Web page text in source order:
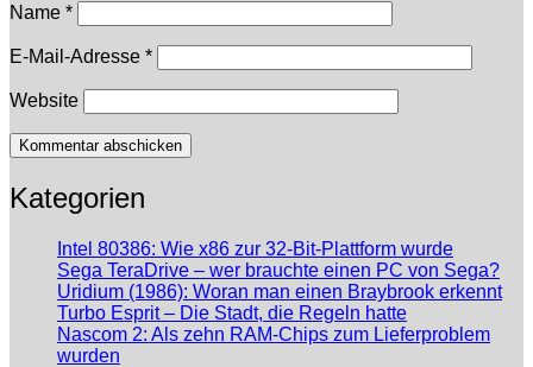
Name *
E-Mail-Adresse *
Website
Kategorien
Intel 80386: Wie x86 zur 32-Bit-Plattform wurde
Sega TeraDrive – wer brauchte einen PC von Sega?
Uridium (1986): Woran man einen Braybrook erkennt
Turbo Esprit – Die Stadt, die Regeln hatte
Nascom 2: Als zehn RAM-Chips zum Lieferproblem
wurden